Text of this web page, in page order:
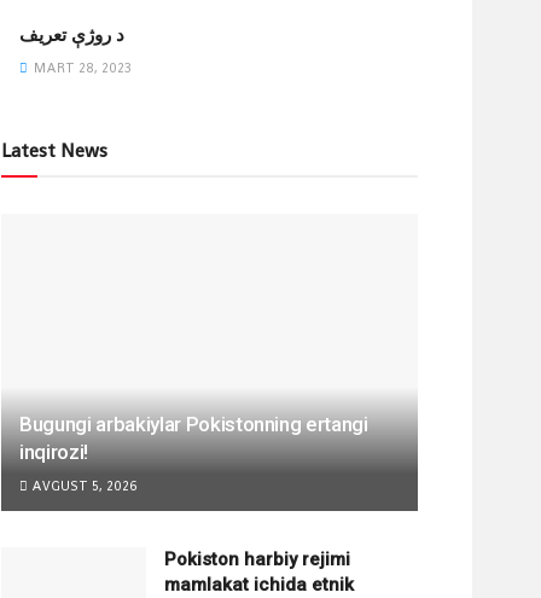
‌د روژې تعریف
MART 28, 2023
Latest News
Bugungi arbakiylar Pokistonning ertangi
inqirozi!
AVGUST 5, 2026
Pokiston harbiy rejimi
mamlakat ichida etnik